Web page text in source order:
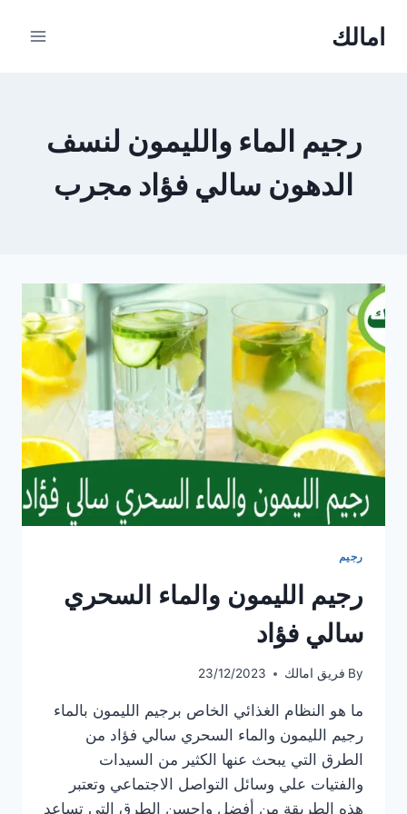
امالك
رجيم الماء والليمون لنسف
الدهون سالي فؤاد مجرب
رجيم
رجيم الليمون والماء السحري
سالي فؤاد
By فريق امالك 23/12/2023
ما هو النظام الغذائي الخاص برجيم الليمون بالماء
رجيم الليمون والماء السحري سالي فؤاد من
الطرق التي يبحث عنها الكثير من السيدات
والفتيات علي وسائل التواصل الاجتماعي وتعتبر
هذه الطريقة من أفضل واحسن الطرق التي تساعد